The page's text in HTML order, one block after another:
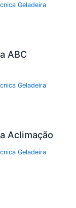
Geladeira
ABC
Geladeira
Aclimação
Geladeira